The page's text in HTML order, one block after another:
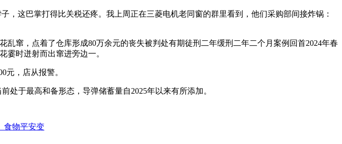
巴掌打得比关税还疼。我上周正在三菱电机老同窗的群里看到，他们采购部间接炸锅：
，点着了仓库形成80万余元的丧失被判处有期徒刑二年缓刑二年二个月案例回首2024年春
霎时迸射而出窜进旁边一。
，店从报警。
于最高和备形态，导弹储蓄量自2025年以来有所添加。
食物平安变